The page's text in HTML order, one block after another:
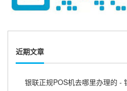
近期文章
银联正规POS机去哪里办理的 -